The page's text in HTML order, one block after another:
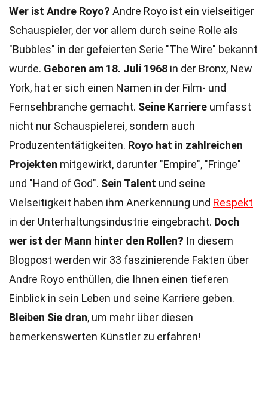
Wer ist Andre Royo? Andre Royo ist ein vielseitiger
Schauspieler, der vor allem durch seine Rolle als
"Bubbles" in der gefeierten Serie "The Wire" bekannt
wurde. Geboren am 18. Juli 1968 in der Bronx, New
York, hat er sich einen Namen in der Film- und
Fernsehbranche gemacht. Seine Karriere umfasst
nicht nur Schauspielerei, sondern auch
Produzententätigkeiten. Royo hat in zahlreichen
Projekten mitgewirkt, darunter "Empire", "Fringe"
und "Hand of God". Sein Talent und seine
Vielseitigkeit haben ihm Anerkennung und Respekt
in der Unterhaltungsindustrie eingebracht. Doch
wer ist der Mann hinter den Rollen? In diesem
Blogpost werden wir 33 faszinierende Fakten über
Andre Royo enthüllen, die Ihnen einen tieferen
Einblick in sein Leben und seine Karriere geben.
Bleiben Sie dran, um mehr über diesen
bemerkenswerten Künstler zu erfahren!